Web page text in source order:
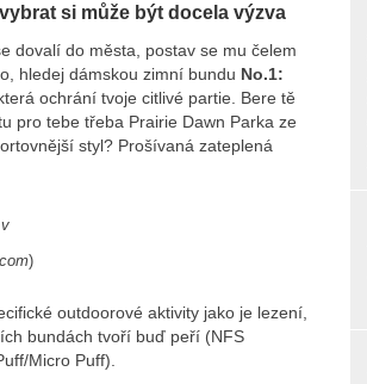
si může být docela výzva
dovalí do města, postav se mu čelem
hledej dámskou zimní bundu No.1:
ochrání tvoje citlivé partie. Bere tě
pro tebe třeba Prairie Dawn Parka ze
styl? Prošívaná zateplená
)
outdoorové aktivity jako je lezení,
bundách tvoří buď peří (NFS
Micro Puff).